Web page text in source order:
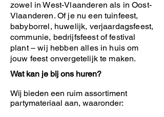
zowel in West-Vlaanderen als in Oost-
Vlaanderen. Of je nu een tuinfeest,
babyborrel, huwelijk, verjaardagsfeest,
communie, bedrijfsfeest of festival
plant – wij hebben alles in huis om
jouw feest onvergetelijk te maken.
Wat kan je bij ons huren?
Wij bieden een ruim assortiment
partymateriaal aan, waaronder: